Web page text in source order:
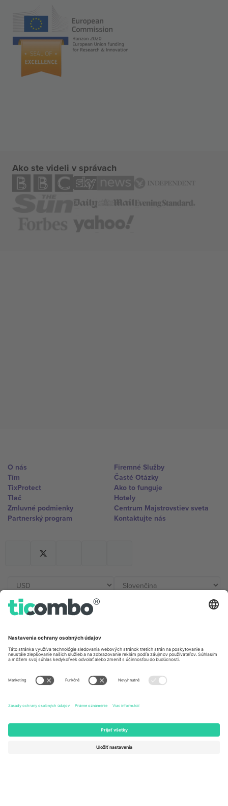
Ako ste videli v správach
O nás
Tím
TixProtect
Tlač
Zmluvné podmienky
Partnerský program
Firemné Služby
Časté Otázky
Ako to funguje
Hotely
Centrum Majstrovstiev sveta
Kontaktujte nás
Unter den Linden 24, 10117
167 City Road, London, Greater
Kingdom
United States
Newark, Delaware 19713, United
States
Switzerland
Engelberg, Switzerland